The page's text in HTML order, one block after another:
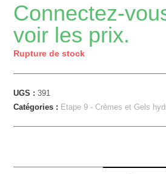
Connectez-
voir les prix.
Rupture de stock
UGS :391
Catégories : Etape 9 - Crèmes et Gels